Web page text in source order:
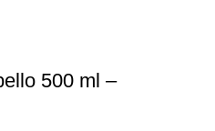
500 ml –